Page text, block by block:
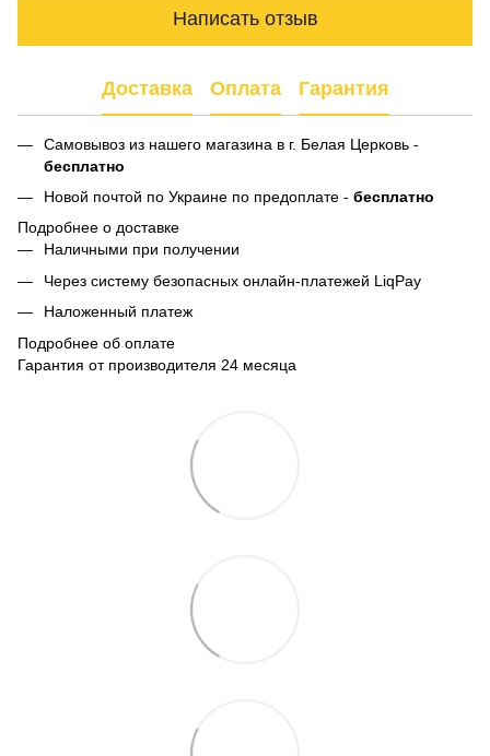
Написать отзыв
Доставка Оплата Гарантия
Самовывоз из нашего магазина в г. Белая Церковь -
бесплатно
Новой почтой по Украине по предоплате - бесплатно
Подробнее о доставке
Наличными при получении
Через систему безопасных онлайн-платежей LiqPay
Наложенный платеж
Подробнее об оплате
Гарантия от производителя 24 месяца